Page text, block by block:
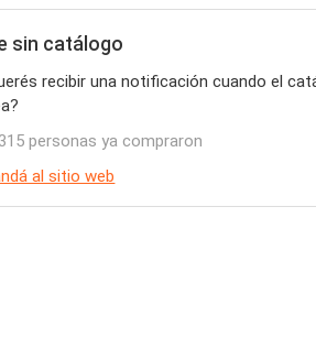
sin catálogo
recibir una notificación cuando el
personas ya compraron
al sitio web